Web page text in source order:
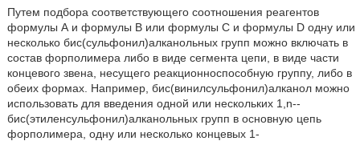
Путем подбора соответствующего соотношения реагентов
формулы А и формулы В или формулы С и формулы D одну или
несколько бис(сульфонил)алканольных групп можно включать в
состав форполимера либо в виде сегмента цепи, в виде части
концевого звена, несущего реакционноспособную группу, либо в
обеих формах. Например, бис(винилсульфонил)алканол можно
использовать для введения одной или нескольких 1,n--
бис(этиленсульфонил)алканольных групп в основную цепь
форполимера, одну или несколько концевых 1-